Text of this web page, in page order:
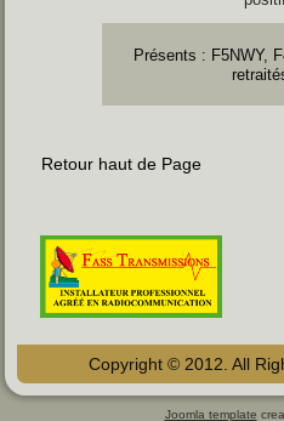
Présents : F5NWY,
Retour haut de Page
Copyright © 2012. All
Joomla template